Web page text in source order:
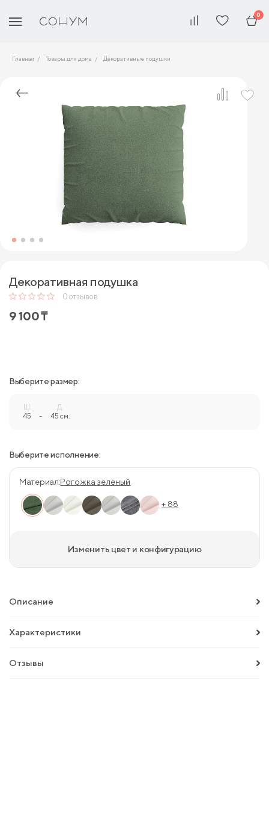
0
Главная Товары для дома Декоративные подушки
Декоративная подушка
0 отзывов
9 100₸
Выберите размер:
Ш.
45 -
Д.
45 см.
Выберите исполнение:
Материал:Рогожка зеленый
+ 88
Изменить цвет и конфигурацию
Описание
Характеристики
Отзывы